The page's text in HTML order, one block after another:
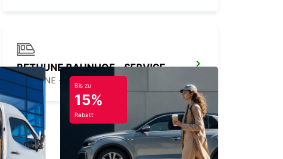
BETHUNE BAHNHOF - SERVICE-POINT
BETHUNE - FRANCE
Bis zu
15%
Rabatt